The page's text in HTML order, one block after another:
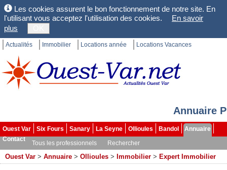
Les cookies assurent le bon fonctionnement de notre site. En
l'utilisant vous acceptez l'utilisation des cookies.
En savoir
plus
Actualités Immobilier Locations année Locations Vacances
Annuaire
Ouest Var Six Fours Sanary La Seyne Ollioules Bandol
Annuaire
Contact
Tous les professionnels Rechercher
Ouest Var > Annuaire > Ollioules > Immobilier > Expert Immobilier